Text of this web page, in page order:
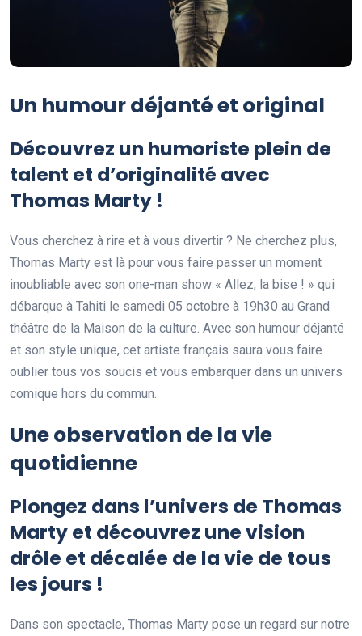
Un humour déjanté et original
Découvrez un humoriste plein de
talent et d’originalité avec
Thomas Marty !
Vous cherchez à rire et à vous divertir ? Ne cherchez plus,
Thomas Marty est là pour vous faire passer un moment
inoubliable avec son one-man show « Allez, la bise ! » qui
débarque à Tahiti le samedi 05 octobre à 19h30 au Grand
théâtre de la Maison de la culture. Avec son humour déjanté
et son style unique, cet artiste français saura vous faire
oublier tous vos soucis et vous embarquer dans un univers
comique hors du commun.
Une observation de la vie
quotidienne
Plongez dans l’univers de Thomas
Marty et découvrez une vision
drôle et décalée de la vie de tous
les jours !
Dans son spectacle, Thomas Marty pose un regard sur notre